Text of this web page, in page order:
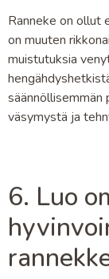
Ranneke on ollut
on muuten
muistutuksia
säännöllisemmän
väsymystä ja
6. Luo